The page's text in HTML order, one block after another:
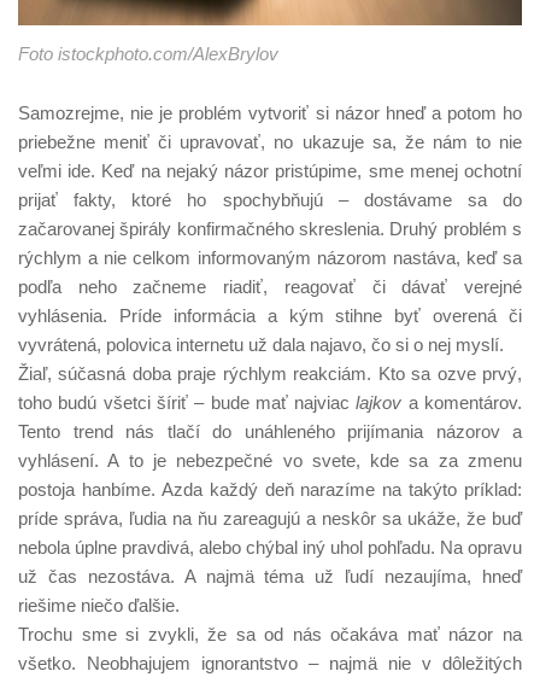
Foto istockphoto.com/AlexBrylov
Samozrejme, nie je problém vytvoriť si názor hneď a potom ho
priebežne meniť či upravovať, no ukazuje sa, že nám to nie
veľmi ide. Keď na nejaký názor pristúpime, sme menej ochotní
prijať fakty, ktoré ho spochybňujú – dostávame sa do
začarovanej špirály konfirmačného skreslenia. Druhý problém s
rýchlym a nie celkom informovaným názorom nastáva, keď sa
podľa neho začneme riadiť, reagovať či dávať verejné
vyhlásenia. Príde informácia a kým stihne byť overená či
vyvrátená, polovica internetu už dala najavo, čo si o nej myslí.
Žiaľ, súčasná doba praje rýchlym reakciám. Kto sa ozve prvý,
toho budú všetci šíriť – bude mať najviaclajkov a komentárov.
Tento trend nás tlačí do unáhleného prijímania názorov a
vyhlásení. A to je nebezpečné vo svete, kde sa za zmenu
postoja hanbíme. Azda každý deň narazíme na takýto príklad:
príde správa, ľudia na ňu zareagujú a neskôr sa ukáže, že buď
nebola úplne pravdivá, alebo chýbal iný uhol pohľadu. Na opravu
už čas nezostáva. A najmä téma už ľudí nezaujíma, hneď
riešime niečo ďalšie.
Trochu sme si zvykli, že sa od nás očakáva mať názor na
všetko. Neobhajujem ignorantstvo – najmä nie v dôležitých